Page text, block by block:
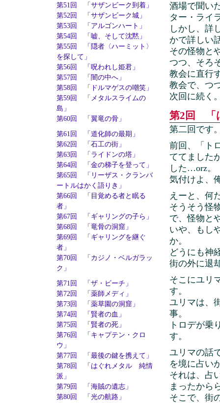
第51回 「サザンビーク到着」
第52回 「サザンビーク城」
第53回 「アルゴンハート」
第54回 「嘘、そして沈黙」
第55回 「隠者〈ハーミット〉
を探して」
第56回 「呪われし姫君」
第57回 「闇の中へ」
第58回 「ドルマゲスの嘲笑」
第59回 「メタルスライムの
島」
第60回 「翼竜の骨」
第61回 「道化師の最期」
第62回 「石工の街」
第63回 「ライドンの塔」
第64回 「金の梯子を登って」
第65回 「リーザス・クランバ
ートルはかく語りき」
第66回 「目覚める者と眠る
者」
第67回 「ギャリングの子ら」
第68回 「竜骨の洞窟」
第69回 「ギャリングを継ぐ
者」
第70回 「カジノ・ベルガラッ
ク」
第71回 「ザ・ビーチ」
第72回 「薬師メディ」
第73回 「薬草園の洞窟」
第74回 「賢者の血」
第75回 「賢者の死」
第76回 「キャプテン・クロ
ウ」
第77回 「最後の鍵を携えて」
第78回 「はぐれメタル 純情
派」
第79回 「海賊の遺志」
第80回 「光の航路」
酒場で聞い
ター・ライ
しかし、詳
かで詳しい
その怪物と
つつ、そろ
教会に直行
教会で、つ
次回に続く
第2回 「
第二回です
前回、「ト
ててました
した…orz。
気付けよ、
えーと、何
そうそう怪
で、怪物と
いや、もし
か。
どうにも神
街の外に退
そこにユリ
す。
ユリマは、
事。
トロデが乗
す。
ユリマの話
を境に占い
それは、占
まったから
そこで、街